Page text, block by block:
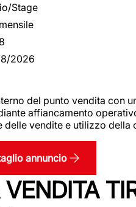
Stage
2026
del punto vendita
affiancamento
delle vendite e utilizzo
annuncio